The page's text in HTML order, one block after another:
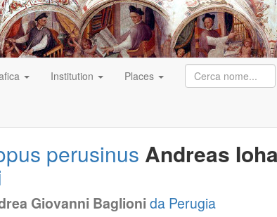
Institution Places
perusinus Andreas
Giovanni Baglioni da Perugia